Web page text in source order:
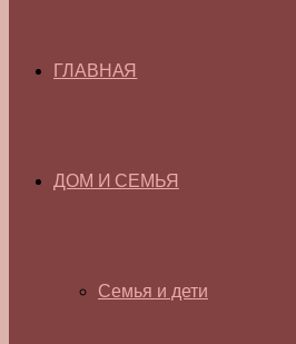
ГЛАВНАЯ
ДОМ И СЕМЬЯ
Семья и дети